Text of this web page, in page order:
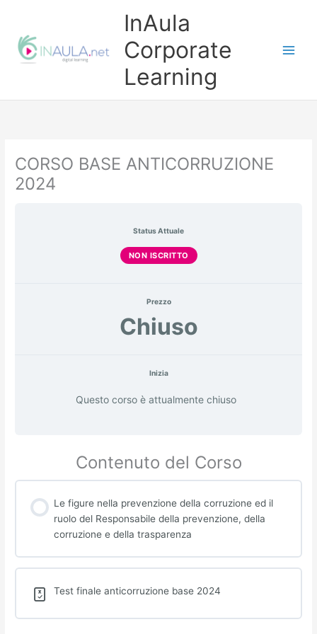
contenuto
InAula
Corporate
Learning
CORSO BASE ANTICORRUZIONE
2024
Status Attuale
NON ISCRITTO
Prezzo
Chiuso
Inizia
Questo corso è attualmente chiuso
Contenuto del Corso
Le figure nella prevenzione della corruzione ed il
ruolo del Responsabile della prevenzione, della
corruzione e della trasparenza
Test finale anticorruzione base 2024